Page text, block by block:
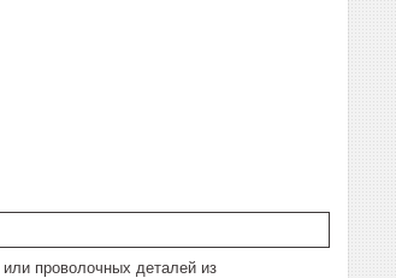
проволочных деталей из